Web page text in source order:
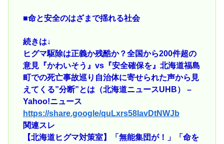
■命と安全のはざまで揺れる社会
続きは↓
ヒグマ駆除は正義か残酷か？全国から200件超の
意見『かわいそう』vs『安全確保を』北海道福島
町での死亡事故巡り自治体に寄せられた声から見
えてくる”分断”とは（北海道ニュースUHB） –
Yahoo!ニュース
https://share.google/quLxrs58lavDtNWJb
関連スレ
【北海道ヒグマ対策室】「無能集団が！」「命を